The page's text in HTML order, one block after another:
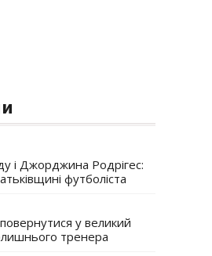
і Джорджина Родрігес:
футболіста
у великий
тренера